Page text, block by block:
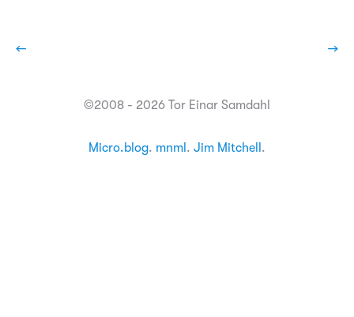
← →
©2008 - 2026 Tor Einar Samdahl
Micro.blog. mnml . Jim Mitchell .